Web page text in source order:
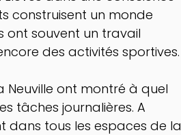
construisent un monde
ont souvent un travail
des activités sportives.
Neuville ont montré à quel
tâches journalières. A
dans tous les espaces de la